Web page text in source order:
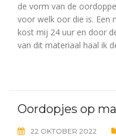
de vorm van de
voor welk oor die is. Een
kost mij 24 uur en door
van dit materiaal haal ik
Oordopjes op
22 OKTOBER 2022